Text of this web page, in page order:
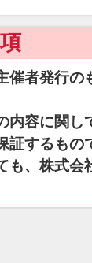
催者発行の
容に関し
証するもの
も、株式会